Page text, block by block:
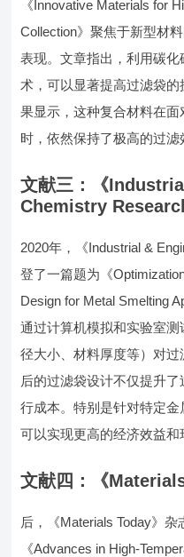
《Innovative Materials for
Collection》聚焦于新型材
表现。文章指出，利用碳
术，可以显著提高过滤袋
果显示，这种复合材料在
时，依然保持了极高的过滤
文献三：《
Chemistry
2020年，《Industrial &
登了一篇题为《
Design for Metal Smelting
通过计算机模拟和实验室
径大小、材料厚度等）对
后的过滤袋设计不仅提升
行成本。特别是针对特定金
可以实现更高的经济效益和
文献四：《
后，《Materials Today》
《Advances in High-